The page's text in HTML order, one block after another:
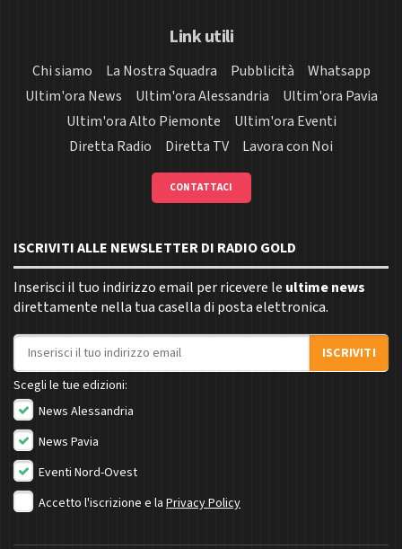
Link utili
Chi siamo La Nostra Squadra Pubblicità
Whatsapp
Ultim'ora News
Ultim'ora Alessandria
Ultim'ora Pavia
Ultim'ora Alto Piemonte
Ultim'ora Eventi
Diretta Radio
Diretta TV Lavora con Noi
CONTATTACI
ISCRIVITI ALLE NEWSLETTER DI RADIO GOLD
Inserisci il tuo indirizzo email per ricevere le ultime news
direttamente nella tua casella di posta elettronica.
Indirizzo email
ISCRIVITI
Scegli le tue edizioni:
News Alessandria
News Pavia
Eventi Nord-Ovest
Accetto l'iscrizione e la Privacy Policy